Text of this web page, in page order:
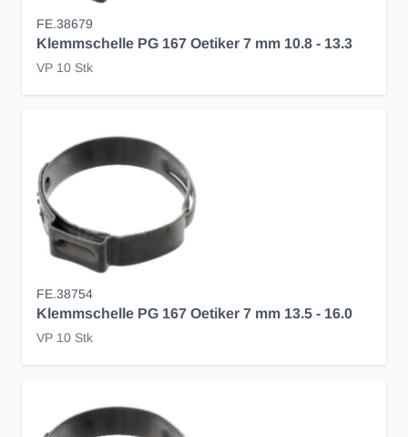
FE.38679
Klemmschelle PG 167 Oetiker 7 mm 10.8 - 13.3
VP 10 Stk
FE.38754
Klemmschelle PG 167 Oetiker 7 mm 13.5 - 16.0
VP 10 Stk